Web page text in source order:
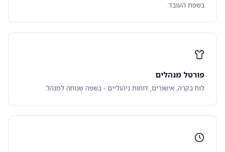
בשפת העובד.
פורטל מנהלים
לוח בקרה, אישורים, דוחות ניהוליים - בשפה שנוחה למנהל.